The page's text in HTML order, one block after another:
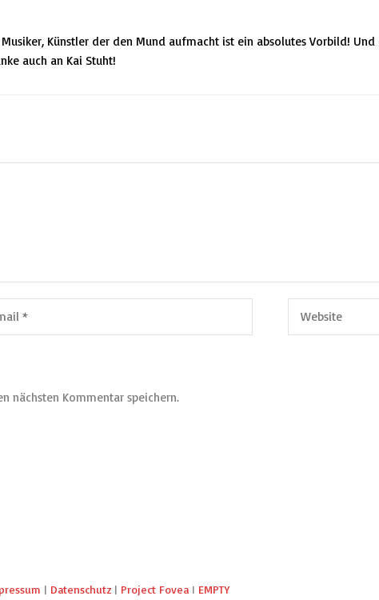
Künstler der den Mund aufmacht ist ein absolutes Vorbild!
auch an Kai Stuht!
nächsten Kommentar speichern.
| Datenschutz | Project Fovea I EMPTY